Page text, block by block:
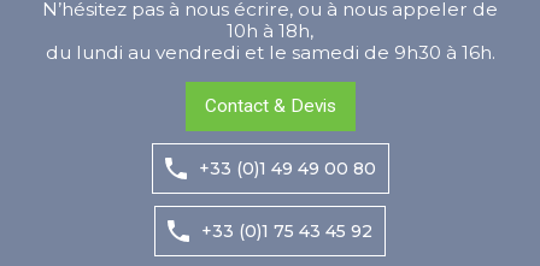
N’hésitez pas à nous écrire, ou à nous appeler de
10h à 18h,
du lundi au vendredi et le samedi de 9h30 à 16h.
Contact & Devis
+33 (0)1 49 49 00 80
+33 (0)1 75 43 45 92